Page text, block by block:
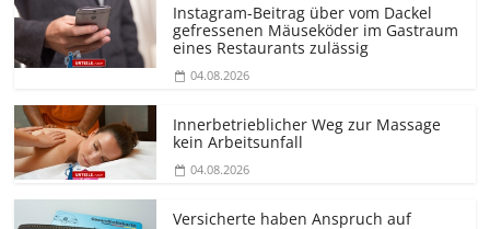
Instagram-Beitrag über vom Dackel
gefressenen Mäuseköder im Gastraum
eines Restaurants zulässig
04.08.2026
Innerbetrieblicher Weg zur Massage
kein Arbeitsunfall
04.08.2026
Versicherte haben Anspruch auf